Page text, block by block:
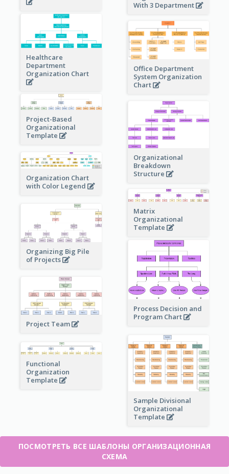
With 3 Department
Healthcare
Department
Organization Chart
Office Department
System Organization
Chart
Project-Based
Organizational
Template
Organizational
Breakdown
Structure
Organization Chart
with Color Legend
Matrix
Organizational
Template
Organizing Big Pile
of Projects
Process Decision and
Program Chart
Project Team
Sample Divisional
Organizational
Template
Functional
Organization
Template
ПОСМОТРЕТЬ ВСЕ ШАБЛОНЫ ОРГАНИЗАЦИОННАЯ
СХЕМА